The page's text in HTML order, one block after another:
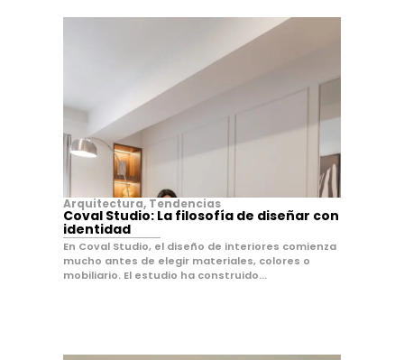
Arquitectura, Tendencias
Coval Studio: La filosofía de diseñar con
identidad
En Coval Studio, el diseño de interiores comienza
mucho antes de elegir materiales, colores o
mobiliario. El estudio ha construido...